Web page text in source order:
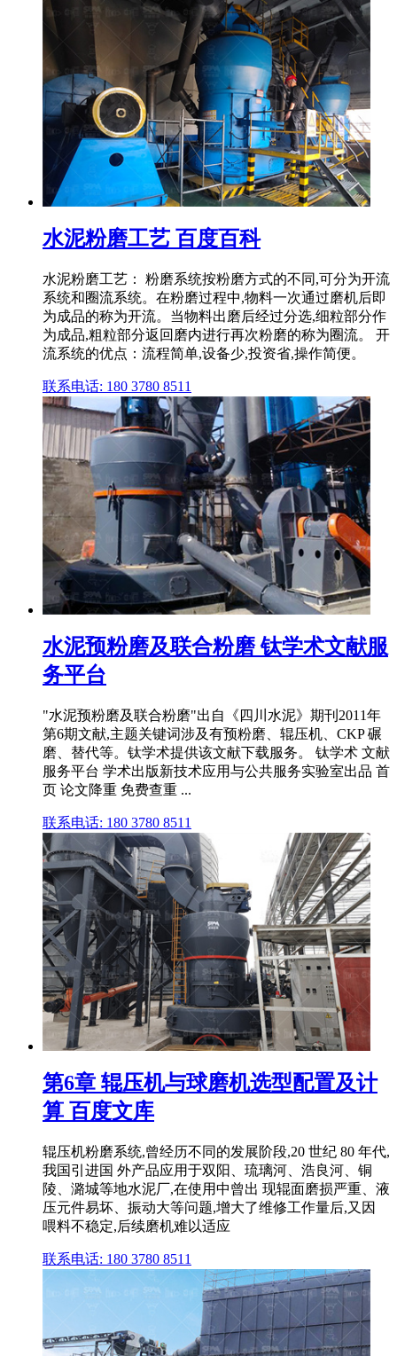
水泥粉磨工艺 百度百科
水泥粉磨工艺： 粉磨系统按粉磨方式的不同,可分为开流
系统和圈流系统。在粉磨过程中,物料一次通过磨机后即
为成品的称为开流。当物料出磨后经过分选,细粒部分作
为成品,粗粒部分返回磨内进行再次粉磨的称为圈流。 开
流系统的优点：流程简单,设备少,投资省,操作简便。
联系电话: 180 3780 8511
水泥预粉磨及联合粉磨 钛学术文献服
务平台
"水泥预粉磨及联合粉磨"出自《四川水泥》期刊2011年
第6期文献,主题关键词涉及有预粉磨、辊压机、CKP 碾
磨、替代等。钛学术提供该文献下载服务。 钛学术 文献
服务平台 学术出版新技术应用与公共服务实验室出品 首
页 论文降重 免费查重 ...
联系电话: 180 3780 8511
第6章 辊压机与球磨机选型配置及计
算 百度文库
辊压机粉磨系统,曾经历不同的发展阶段,20 世纪 80 年代,
我国引进国 外产品应用于双阳、琉璃河、浩良河、铜
陵、潞城等地水泥厂,在使用中曾出 现辊面磨损严重、液
压元件易坏、振动大等问题,增大了维修工作量后,又因
喂料不稳定,后续磨机难以适应
联系电话: 180 3780 8511